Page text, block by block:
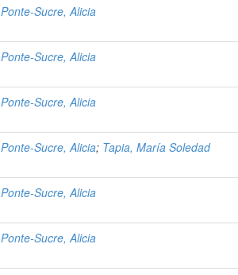
Ponte-Sucre, Alicia
Ponte-Sucre, Alicia
Ponte-Sucre, Alicia
Ponte-Sucre, Alicia; Tapia, María Soledad
Ponte-Sucre, Alicia
Ponte-Sucre, Alicia